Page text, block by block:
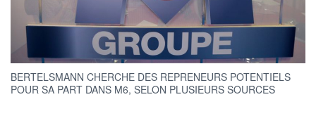
BERTELSMANN CHERCHE DES REPRENEURS POTENTIELS
POUR SA PART DANS M6, SELON PLUSIEURS SOURCES